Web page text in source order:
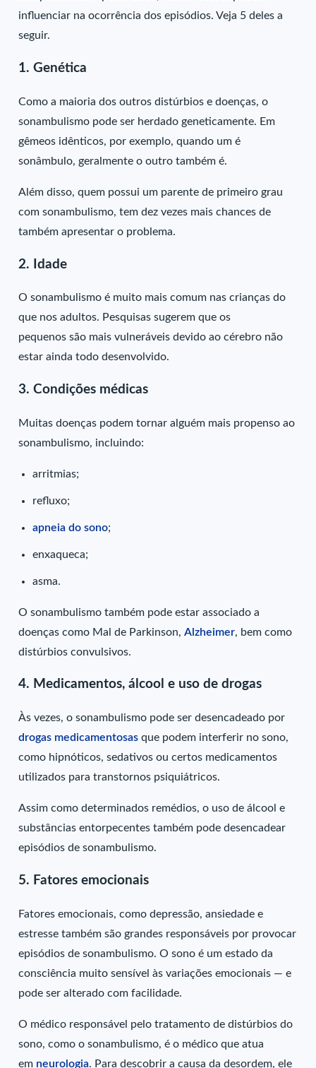
influenciar na ocorrência dos episódios. Veja 5 deles a
seguir.
1. Genética
Como a maioria dos outros distúrbios e doenças, o
sonambulismo pode ser herdado geneticamente. Em
gêmeos idênticos, por exemplo, quando um é
sonâmbulo, geralmente o outro também é.
Além disso, quem possui um parente de primeiro grau
com sonambulismo, tem dez vezes mais chances de
também apresentar o problema.
2. Idade
O sonambulismo é muito mais comum nas crianças do
que nos adultos. Pesquisas sugerem que os
pequenos são mais vulneráveis devido ao cérebro não
estar ainda todo desenvolvido.
3. Condições médicas
Muitas doenças podem tornar alguém mais propenso ao
sonambulismo, incluindo:
arritmias;
refluxo;
apneia do sono;
enxaqueca;
asma.
O sonambulismo também pode estar associado a
doenças como Mal de Parkinson,Alzheimer, bem como
distúrbios convulsivos.
4. Medicamentos, álcool e uso de drogas
Às vezes, o sonambulismo pode ser desencadeado por
drogas medicamentosas que podem interferir no sono,
como hipnóticos, sedativos ou certos medicamentos
utilizados para transtornos psiquiátricos.
Assim como determinados remédios, o uso de álcool e
substâncias entorpecentes também pode desencadear
episódios de sonambulismo.
5. Fatores emocionais
Fatores emocionais, como depressão, ansiedade e
estresse também são grandes responsáveis por provocar
episódios de sonambulismo. O sono é um estado da
consciência muito sensível às variações emocionais — e
pode ser alterado com facilidade.
O médico responsável pelo tratamento de distúrbios do
sono, como o sonambulismo, é o médico que atua
em neurologia. Para descobrir a causa da desordem, ele